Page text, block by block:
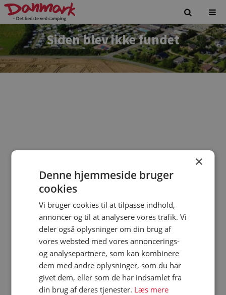
Siden blev ikke fundet
Vi beklager. Siden du forsøgte at tilgå findes ikke.
×
Denne hjemmeside bruger
cookies
Vi bruger cookies til at tilpasse indhold,
annoncer og til at analysere vores trafik. Vi
deler også oplysninger om din brug af
vores websted med vores annoncerings-
og analysepartnere, som kan kombinere
dem med andre oplysninger, som du har
givet dem, eller som de har indsamlet fra
din brug af deres tjenester. Læs mere